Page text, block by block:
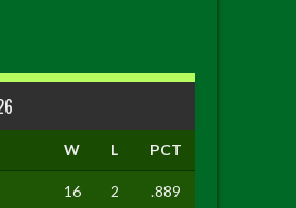
W L PCT
16 2 .889